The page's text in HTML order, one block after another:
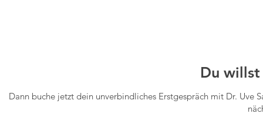
Du
Dann buche jetzt dein unverbindliches Erstgespräch mit Dr. Uve